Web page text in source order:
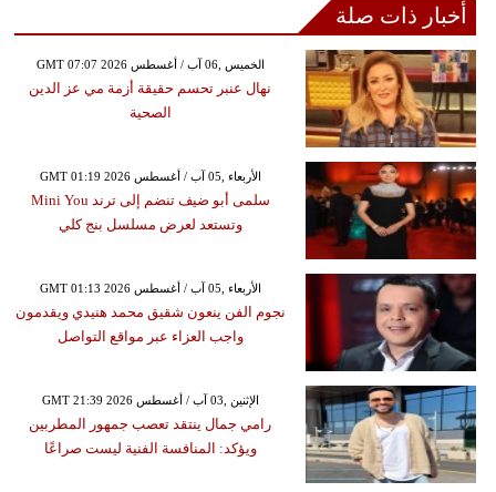
أخبار ذات صلة
GMT 07:07 2026 الخميس ,06 آب / أغسطس
نهال عنبر تحسم حقيقة أزمة مي عز الدين
الصحية
GMT 01:19 2026 الأربعاء ,05 آب / أغسطس
سلمى أبو ضيف تنضم إلى ترند Mini You
وتستعد لعرض مسلسل بنج كلي
GMT 01:13 2026 الأربعاء ,05 آب / أغسطس
نجوم الفن ينعون شقيق محمد هنيدي ويقدمون
واجب العزاء عبر مواقع التواصل
GMT 21:39 2026 الإثنين ,03 آب / أغسطس
رامي جمال ينتقد تعصب جمهور المطربين
ويؤكد: المنافسة الفنية ليست صراعًا